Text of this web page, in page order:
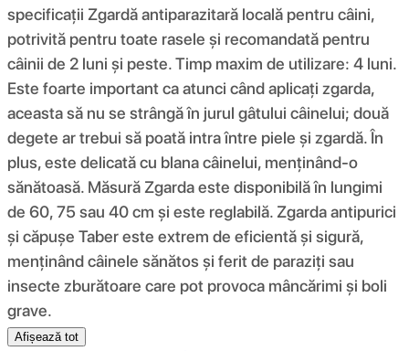
specificații Zgardă antiparazitară locală pentru câini,
potrivită pentru toate rasele și recomandată pentru
câinii de 2 luni și peste. Timp maxim de utilizare: 4 luni.
Este foarte important ca atunci când aplicați zgarda,
aceasta să nu se strângă în jurul gâtului câinelui; două
degete ar trebui să poată intra între piele și zgardă. În
plus, este delicată cu blana câinelui, menținând-o
sănătoasă. Măsură Zgarda este disponibilă în lungimi
de 60, 75 sau 40 cm și este reglabilă. Zgarda antipurici
și căpușe Taber este extrem de eficientă și sigură,
menținând câinele sănătos și ferit de paraziți sau
insecte zburătoare care pot provoca mâncărimi și boli
grave.
Afișează tot